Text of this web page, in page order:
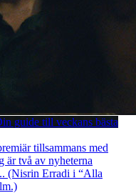
guide till veckans bästa
tillsammans med
är två av nyheterna
(Nisrin Erradi i “Alla